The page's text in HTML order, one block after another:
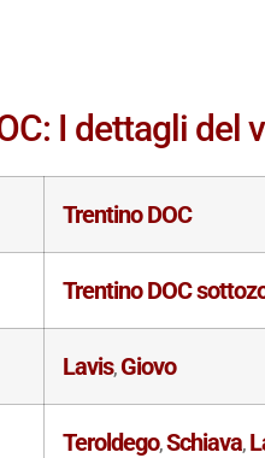
I dettagli del
Trentino DOC
Trentino DOC
Lavis,Giovo
Teroldego,Schiava,